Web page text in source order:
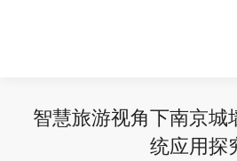
智慧旅游视角下南京城
统应用探